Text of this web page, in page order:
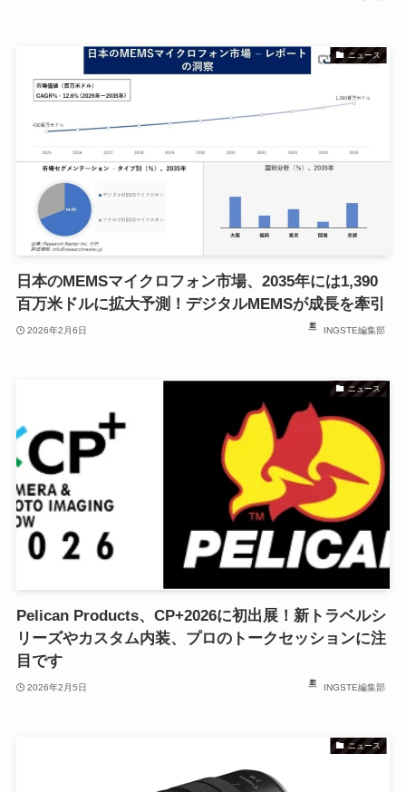
ニュース
日本のMEMSマイクロフォン市場、2035年には1,390
百万米ドルに拡大予測！デジタルMEMSが成長を牽引
2026年2月6日 INGSTE編集部
ニュース
Pelican Products、CP+2026に初出展！新トラベルシ
リーズやカスタム内装、プロのトークセッションに注
目です
2026年2月5日 INGSTE編集部
ニュース